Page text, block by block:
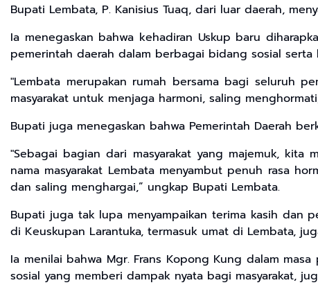
Bupati Lembata, P. Kanisius Tuaq, dari luar daerah,
Ia menegaskan bahwa kehadiran Uskup baru
pemerintah daerah dalam berbagai bidang sosial serta
"Lembata merupakan rumah bersama bagi seluruh
masyarakat untuk menjaga harmoni, saling
Bupati juga menegaskan bahwa Pemerintah Daerah
"Sebagai bagian dari masyarakat yang majemuk,
nama masyarakat Lembata menyambut penuh rasa
dan saling menghargai,” ungkap Bupati Lembata.
Bupati juga tak lupa menyampaikan terima kasih dan
di Keuskupan Larantuka, termasuk umat di Lembata,
Ia menilai bahwa Mgr. Frans Kopong Kung dalam
sosial yang memberi dampak nyata bagi masyarakat,